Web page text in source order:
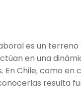
es un
en una
Chile, como en
resulta